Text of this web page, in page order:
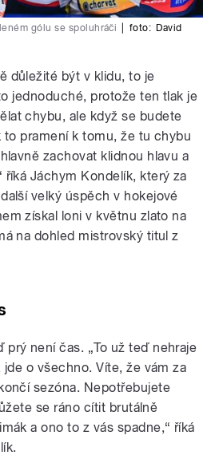
gólu se spoluhráči foto: David
důležité být v klidu, to je
jednoduché, protože ten tlak je
chybu, ale když se budete
pramení k tomu, že tu chybu
zachovat klidnou hlavu a
říká Jáchym Kondelík, který za
velký úspěch v hokejové
získal loni v květnu zlato na
na dohled mistrovský titul z
prý není čas. „To už teď nehraje
o všechno. Víte, že vám za
sezóna. Nepotřebujete
se ráno cítit brutálně
a ono to z vás spadne,“ říká